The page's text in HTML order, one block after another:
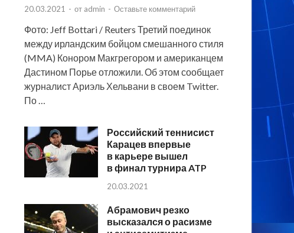
20.03.2021 - от admin - Оставьте комментарий
Фото: Jeff Bottari / Reuters Третий поединок
между ирландским бойцом смешанного стиля
(MMA) Конором Макгрегором и американцем
Дастином Порье отложили. Об этом сообщает
журналист Ариэль Хельвани в своем Twitter.
По …
Российский теннисист
Карацев впервые
в карьере вышел
в финал турнира ATP
20.03.2021
Абрамович резко
высказался о расизме